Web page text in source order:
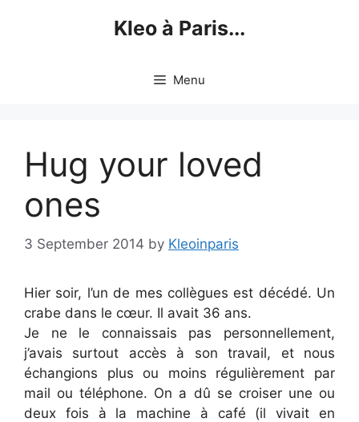
Kleo à Paris...
Menu
Hug your loved
ones
3 September 2014 by Kleoinparis
Hier soir, l’un de mes collègues est décédé. Un
crabe dans le cœur. Il avait 36 ans.
Je ne le connaissais pas personnellement,
j’avais surtout accès à son travail, et nous
échangions plus ou moins régulièrement par
mail ou téléphone. On a dû se croiser une ou
deux fois à la machine à café (il vivait en